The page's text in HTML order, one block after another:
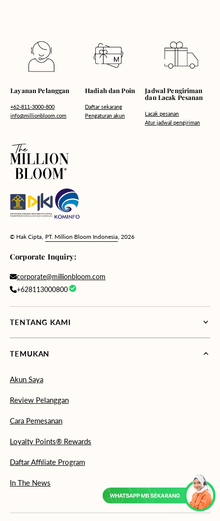
Layanan Pelanggan
+62-811-3000-800
info@millionbloom.com
Hadiah dan Poin
Daftar sekarang
Pengaturan akun
Jadwal Pengiriman
dan Lacak Pesanan
Lacak pesanan
Atur jadwal pengiriman
© Hak Cipta, PT. Million Bloom Indonesia, 2026
Corporate Inquiry:
corporate@millionbloom.com
+628113000800
TENTANG KAMI
TEMUKAN
Akun Saya
Review Pelanggan
Cara Pemesanan
Loyalty Points® Rewards
Daftar Affiliate Program
In The News